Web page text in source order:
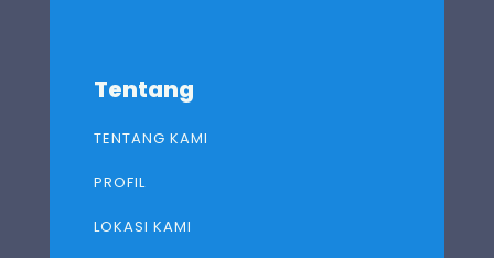
Tentang
TENTANG KAMI
PROFIL
LOKASI KAMI